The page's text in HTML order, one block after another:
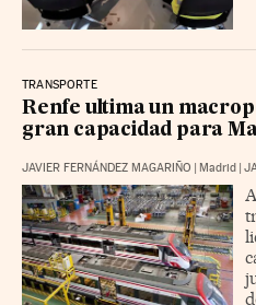
TRANSPORTE
Renfe ultima un
gran capacidad para
JAVIER FERNÁNDEZ MAGARIÑO Madrid